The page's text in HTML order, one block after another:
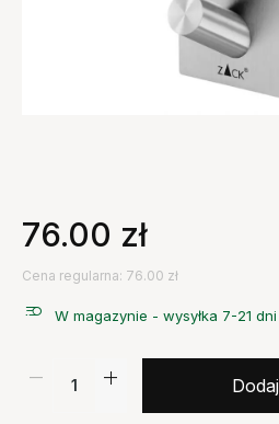
76.00 zł
Cena regularna: 76.00 zł
W magazynie - wysyłka 7-21 dni